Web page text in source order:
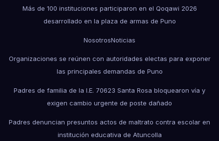
Más de 100 instituciones participaron en el Qoqawi 2026
desarrollado en la plaza de armas de Puno
NosotrosNoticias
Organizaciones se reúnen con autoridades electas para exponer
las principales demandas de Puno
Padres de familia de la I.E. 70623 Santa Rosa bloquearon vía y
exigen cambio urgente de poste dañado
Padres denuncian presuntos actos de maltrato contra escolar en
institución educativa de Atuncolla